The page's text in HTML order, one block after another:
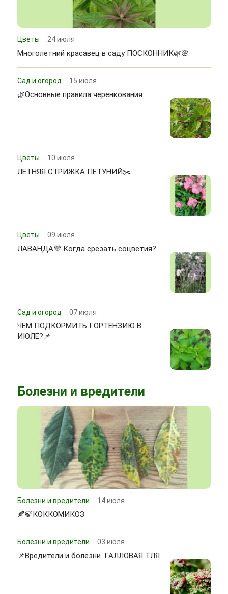
Цветы 24 июля
Многолетний красавец в саду ПОСКОННИК🌿🌸
Сад и огород 15 июля
🌿Основные правила черенкования.
Цветы 10 июля
ЛЕТНЯЯ СТРИЖКА ПЕТУНИЙ✂️
Цветы 09 июля
ЛАВАНДА💜 Когда срезать соцветия?
Сад и огород 07 июля
ЧЕМ ПОДКОРМИТЬ ГОРТЕНЗИЮ В
ИЮЛЕ?📌
Болезни и вредители
Болезни и вредители 14 июля
🍂🍃КОККОМИКОЗ
Болезни и вредители 03 июля
📌Вредители и болезни. ГАЛЛОВАЯ ТЛЯ